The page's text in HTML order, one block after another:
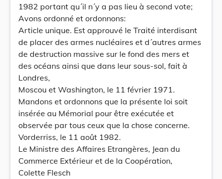
1982 portant qu´il n´y a pas lieu à second vote;
Avons ordonné et ordonnons:
Article unique. Est approuvé le Traité interdisant
de placer des armes nucléaires et d´autres armes
de destruction massive sur le fond des mers et
des océans ainsi que dans leur sous-sol, fait à
Londres,
Moscou et Washington, le 11 février 1971.
Mandons et ordonnons que la présente loi soit
insérée au Mémorial pour être exécutée et
observée par tous ceux que la chose concerne.
Vorderriss, le 11 août 1982.
Le Ministre des Affaires Etrangères, Jean du
Commerce Extérieur et de la Coopération,
Colette Flesch